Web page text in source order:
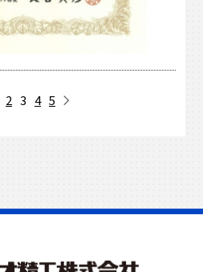
2 3 4 5